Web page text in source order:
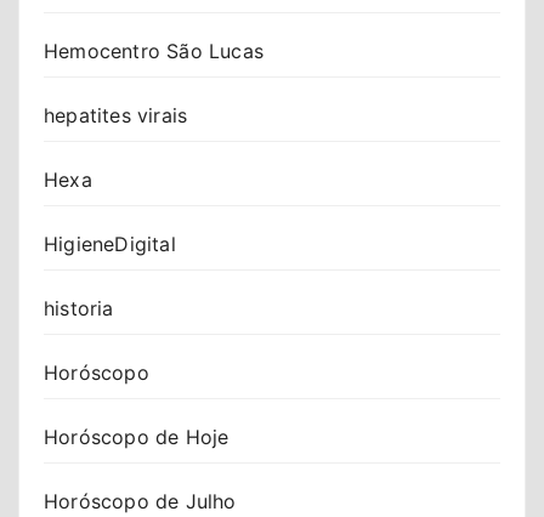
Hemocentro São Lucas
hepatites virais
Hexa
HigieneDigital
historia
Horóscopo
Horóscopo de Hoje
Horóscopo de Julho